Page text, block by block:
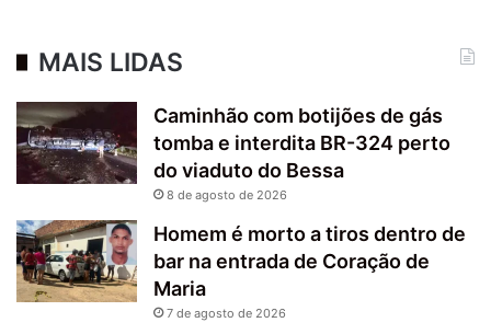
MAIS LIDAS
Caminhão com botijões de gás
tomba e interdita BR-324 perto
do viaduto do Bessa
8 de agosto de 2026
Homem é morto a tiros dentro de
bar na entrada de Coração de
Maria
7 de agosto de 2026